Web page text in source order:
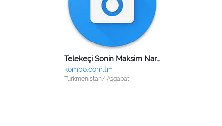
Telekeçi Sonin Maksim Narimanowiç
kombo.com.tm
Turkmenistan/ Aşgabat